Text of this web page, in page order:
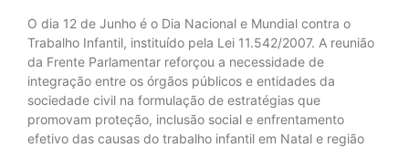
O dia 12 de Junho é o Dia Nacional e Mundial contra o
Trabalho Infantil, instituído pela Lei 11.542/2007. A reunião
da Frente Parlamentar reforçou a necessidade de
integração entre os órgãos públicos e entidades da
sociedade civil na formulação de estratégias que
promovam proteção, inclusão social e enfrentamento
efetivo das causas do trabalho infantil em Natal e região